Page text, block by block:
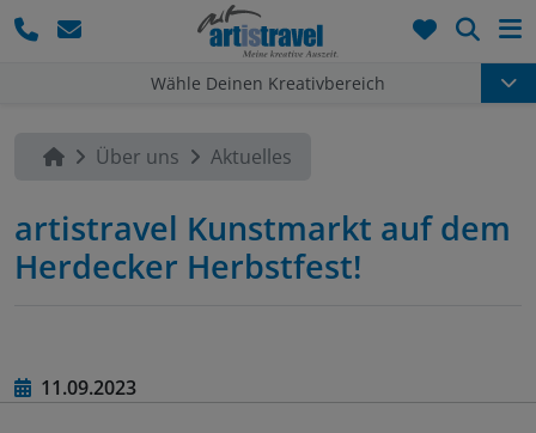
Wähle Deinen Kreativbereich
Über uns Aktuelles
artistravel Kunstmarkt auf dem
Herdecker Herbstfest!
11.09.2023